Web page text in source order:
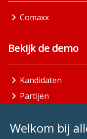
Welkom bij
Comaxx
Bekijk de demo
Kandidaten
Partijen